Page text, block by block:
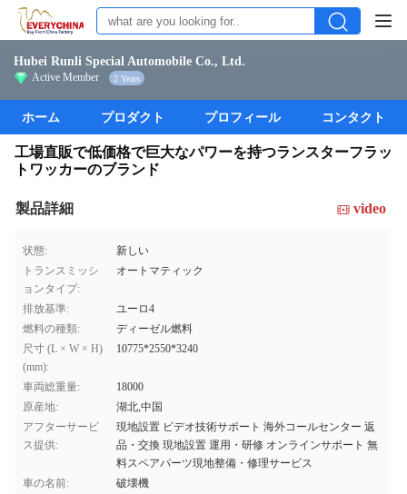
Hubei Runli Special Automobile Co., Ltd.
Active Member 2 Years
ホーム プロダクト プロフィール コンタクト
工場直販で低価格で巨大なパワーを持つランスターフラッ
トワッカーのブランド
製品詳細 video
状態:
新しい
トランスミッシ
ョンタイプ:
オートマティック
排放基準:
ユーロ4
燃料の種類:
ディーゼル燃料
尺寸 (L × W × H)
(mm):
10775*2550*3240
車両総重量:
18000
原産地:
湖北,中国
アフターサービ
ス提供:
現地設置 ビデオ技術サポート 海外コールセンター 返
品・交換 現地設置 運用・研修 オンラインサポート 無
料スペアパーツ現地整備・修理サービス
車の名前:
破壊機